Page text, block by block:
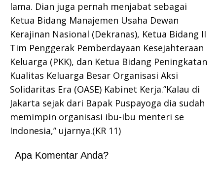
lama. Dian juga pernah menjabat sebagai
Ketua Bidang Manajemen Usaha Dewan
Kerajinan Nasional (Dekranas), Ketua Bidang II
Tim Penggerak Pemberdayaan Kesejahteraan
Keluarga (PKK), dan Ketua Bidang Peningkatan
Kualitas Keluarga Besar Organisasi Aksi
Solidaritas Era (OASE) Kabinet Kerja.”Kalau di
Jakarta sejak dari Bapak Puspayoga dia sudah
memimpin organisasi ibu-ibu menteri se
Indonesia,” ujarnya.(KR 11)
Apa Komentar Anda?